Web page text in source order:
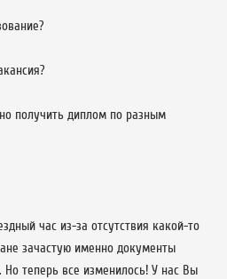
получить диплом по разным
час из-за отсутствия какой-то
зачастую именно документы
теперь все изменилось! У нас Вы